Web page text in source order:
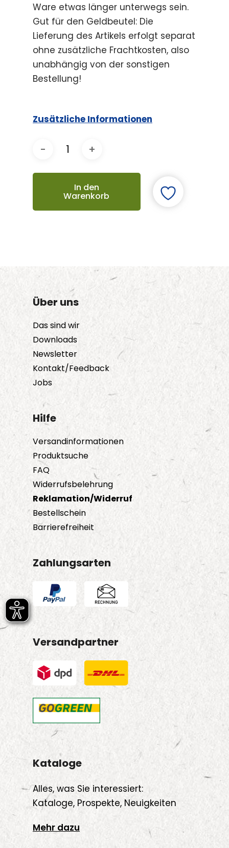
Ware etwas länger unterwegs sein.
Gut für den Geldbeutel: Die
Lieferung des Artikels erfolgt separat
ohne zusätzliche Frachtkosten, also
unabhängig von der sonstigen
Bestellung!
Zusätzliche Informationen
In den
Warenkorb
Über uns
Das sind wir
Downloads
Newsletter
Kontakt/Feedback
Jobs
Hilfe
Versandinformationen
Produktsuche
FAQ
Widerrufsbelehrung
Reklamation/Widerruf
Bestellschein
Barrierefreiheit
Zahlungsarten
Versandpartner
Kataloge
Alles, was Sie interessiert:
Kataloge, Prospekte, Neuigkeiten
Mehr dazu